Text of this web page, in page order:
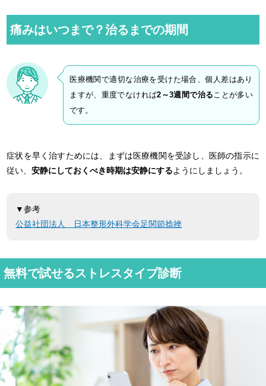
痛みはいつまで？治るまでの期間
医療機関で適切な治療を受けた場合、個人差はあり
ますが、重度でなければ2～3週間で治ることが多い
です。
症状を早く治すためには、まずは医療機関を受診し、医師の指示に
従い、安静にしておくべき時期は安静にするようにしましょう。
▼参考
公益社団法人 日本整形外科学会足関節捻挫
無料で試せるストレスタイプ診断